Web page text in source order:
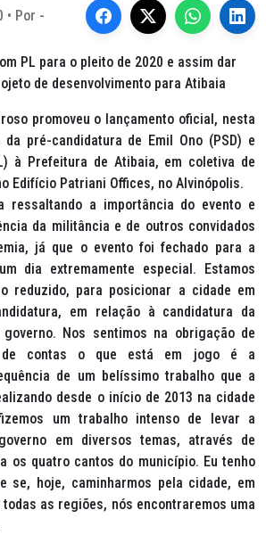
• Por -
PL para o pleito de 2020 e assim dar
de desenvolvimento para Atibaia
promoveu o lançamento oficial, nesta
pré-candidatura de Emil Ono (PSD) e
à Prefeitura de Atibaia, em coletiva de
Edifício Patriani Offices, no Alvinópolis.
ressaltando a importância do evento e
da militância e de outros convidados
já que o evento foi fechado para a
dia extremamente especial. Estamos
reduzido, para posicionar a cidade em
em relação à candidatura da
Nos sentimos na obrigação de
contas o que está em jogo é a
de um belíssimo trabalho que a
desde o início de 2013 na cidade
um trabalho intenso de levar a
em diversos temas, através de
os quatro cantos do município. Eu tenho
se, hoje, caminharmos pela cidade, em
as regiões, nós encontraremos uma